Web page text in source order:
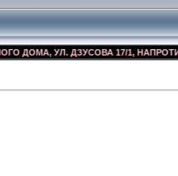
УЛ. ДЗУСОВА 17/1, НАПРОТИВ